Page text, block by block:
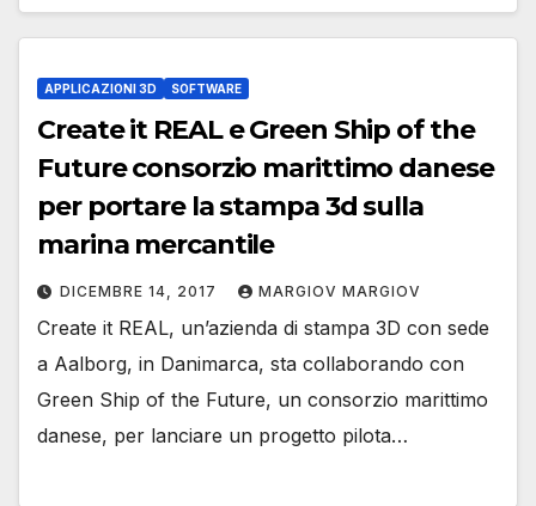
APPLICAZIONI 3D SOFTWARE
Create it REAL e Green Ship of the
Future consorzio marittimo danese
per portare la stampa 3d sulla
marina mercantile
DICEMBRE 14, 2017 MARGIOV MARGIOV
Create it REAL, un’azienda di stampa 3D con sede
a Aalborg, in Danimarca, sta collaborando con
Green Ship of the Future, un consorzio marittimo
danese, per lanciare un progetto pilota…